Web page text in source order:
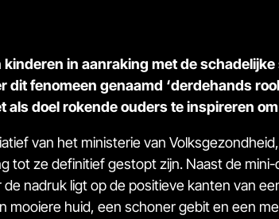
in aanraking met de
fenomeen genaamd ‘derdehands
als doel rokende ouders te inspireren
van het ministerie van
tot ze definitief gestopt zijn. Naast de
de nadruk ligt op de positieve kanten van
mooiere huid, een schoner gebit en een